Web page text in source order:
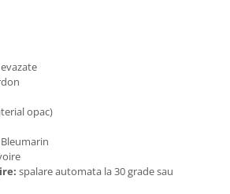
opac)
Bleumarin
spalare automata la 30 grade sau